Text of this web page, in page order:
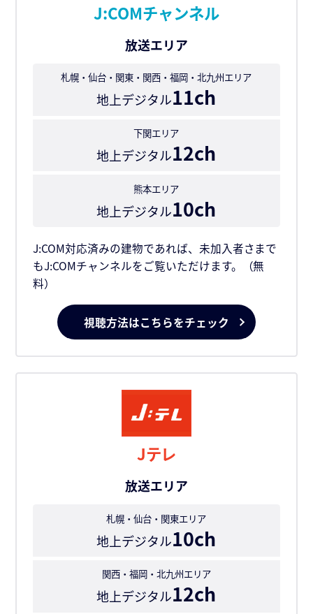
J:COMチャンネル
放送エリア
札幌・仙台・関東・関西・福岡・北九州エリア
地上デジタル11ch
下関エリア
地上デジタル12ch
熊本エリア
地上デジタル10ch
J:COM対応済みの建物であれば、未加入者さまで
もJ:COMチャンネルをご覧いただけます。（無
料）
視聴方法はこちらをチェック
Jテレ
放送エリア
札幌・仙台・関東エリア
地上デジタル10ch
関西・福岡・北九州エリア
地上デジタル12ch